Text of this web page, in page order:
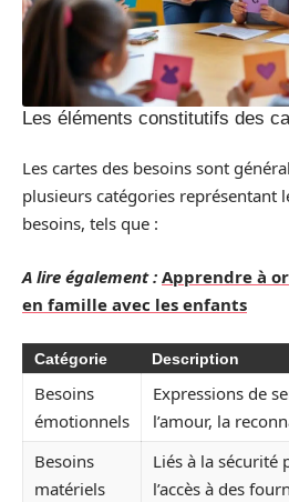
Les éléments constitutifs des
Les cartes des besoins sont
plusieurs catégories représentant
besoins, tels que :
A lire également : Apprendre à
en famille avec les enfants
Catégorie Description
Besoins
émotionnels
Expressions de
l’amour, la
Besoins
matériels
Liés à la sécurité
l’accès à des